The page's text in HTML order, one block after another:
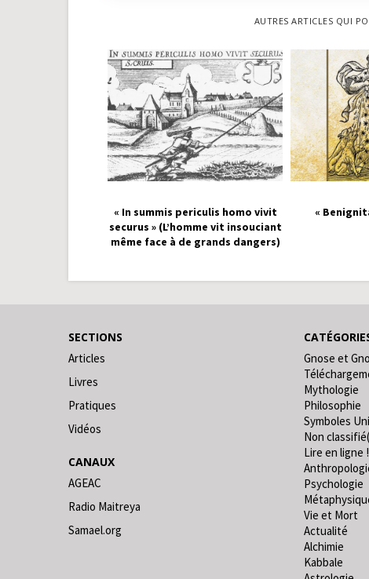
AUTRES ARTICLES QUI
« In summis periculis homo vivit
securus » (L’homme vit insouciant
même face à de grands dangers)
«
SECTIONS
Articles
Livres
Pratiques
Vidéos
CANAUX
AGEAC
Radio Maitreya
Samael.org
Gnose et
Mythologie
Philosophie
Symboles
Non
Lire en ligne !
Psychologie
Vie et Mort
Actualité
Alchimie
Kabbale